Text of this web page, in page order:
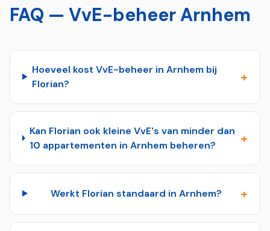
FAQ — VvE-beheerArnhem
Hoeveel kost VvE-beheer in Arnhem bij
Florian?
+
Kan Florian ook kleine VvE's van minder dan
10 appartementen in Arnhem beheren?
+
Werkt Florian standaard in Arnhem? +